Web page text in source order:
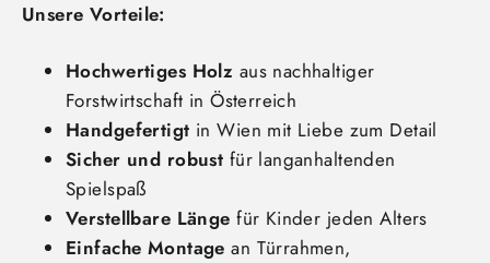
Unsere Vorteile:
Hochwertiges Holz aus nachhaltiger
Forstwirtschaft in Österreich
Handgefertigt in Wien mit Liebe zum Detail
Sicher und robust für langanhaltenden
Spielspaß
Verstellbare Länge für Kinder jeden Alters
Einfache Montage an Türrahmen,